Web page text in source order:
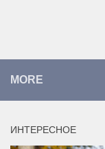
MORE
ИНТЕРЕСНОЕ